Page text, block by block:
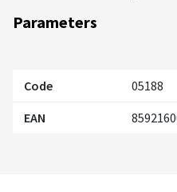
Parameters
Code
05188
EAN